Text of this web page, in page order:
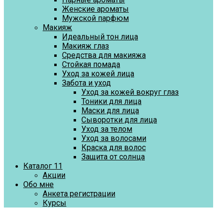
Женские ароматы
Мужской парфюм
Макияж
Идеальный тон лица
Макияж глаз
Средства для макияжа
Стойкая помада
Уход за кожей лица
Забота и уход
Уход за кожей вокруг глаз
Тоники для лица
Маски для лица
Сыворотки для лица
Уход за телом
Уход за волосами
Краска для волос
Защита от солнца
Каталог 11
Акции
Обо мне
Анкета регистрации
Курсы